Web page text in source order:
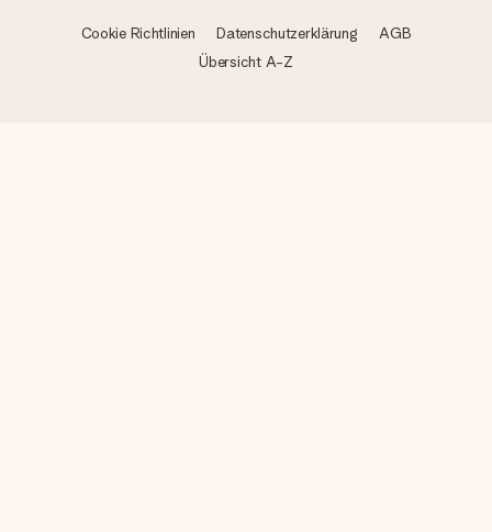
Cookie Richtlinien Datenschutzerklärung
AGB
Übersicht A-Z